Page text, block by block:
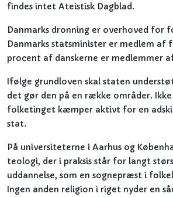
findes intet Ateistisk Dagblad.
Danmarks dronning er overhoved for
Danmarks statsminister er medlem af
procent af danskerne er medlemmer
Ifølge grundloven skal staten
det gør den på en række områder.
folketinget kæmper aktivt for en
stat.
På universiteterne i Aarhus og
teologi, der i praksis står for langt
uddannelse, som en sognepræst i
Ingen anden religion i riget nyder en